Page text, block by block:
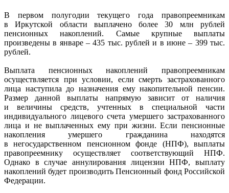
В первом полугодии текущего года правопреемникам
в Иркутской области выплачено более 30 млн рублей
пенсионных накоплений. Самые крупные выплаты
произведены в январе – 435 тыс. рублей и в июне – 399 тыс.
рублей.
Выплата пенсионных накоплений правопреемникам
осуществляется при условии, если смерть застрахованного
лица наступила до назначения ему накопительной пенсии.
Размер данной выплаты напрямую зависит от наличия
и величины средств, учтенных в специальной части
индивидуального лицевого счета умершего застрахованного
лица и не выплаченных ему при жизни. Если пенсионные
накопления умершего гражданина находятся
в негосударственном пенсионном фонде (НПФ), выплаты
правопреемнику осуществляет соответствующий НПФ.
Однако в случае аннулирования лицензии НПФ, выплату
накоплений будет производить Пенсионный фонд Российской
Федерации.